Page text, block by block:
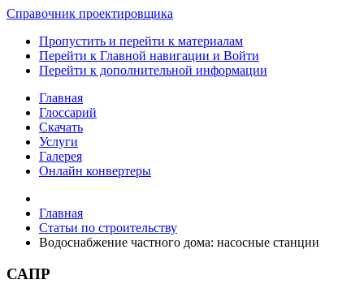
Справочник проектировщика
Пропустить и перейти к материалам
Перейти к Главной навигации и Войти
Перейти к дополнительной информации
Главная
Глоссарий
Скачать
Услуги
Галерея
Онлайн конвертеры
Главная
Статьи по строительству
Водоснабжение частного дома: насосные станции
САПР